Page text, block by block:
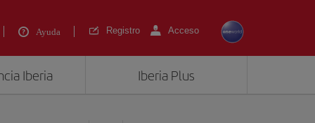
Ayuda Registro Acceso
Iberia Iberia Plus